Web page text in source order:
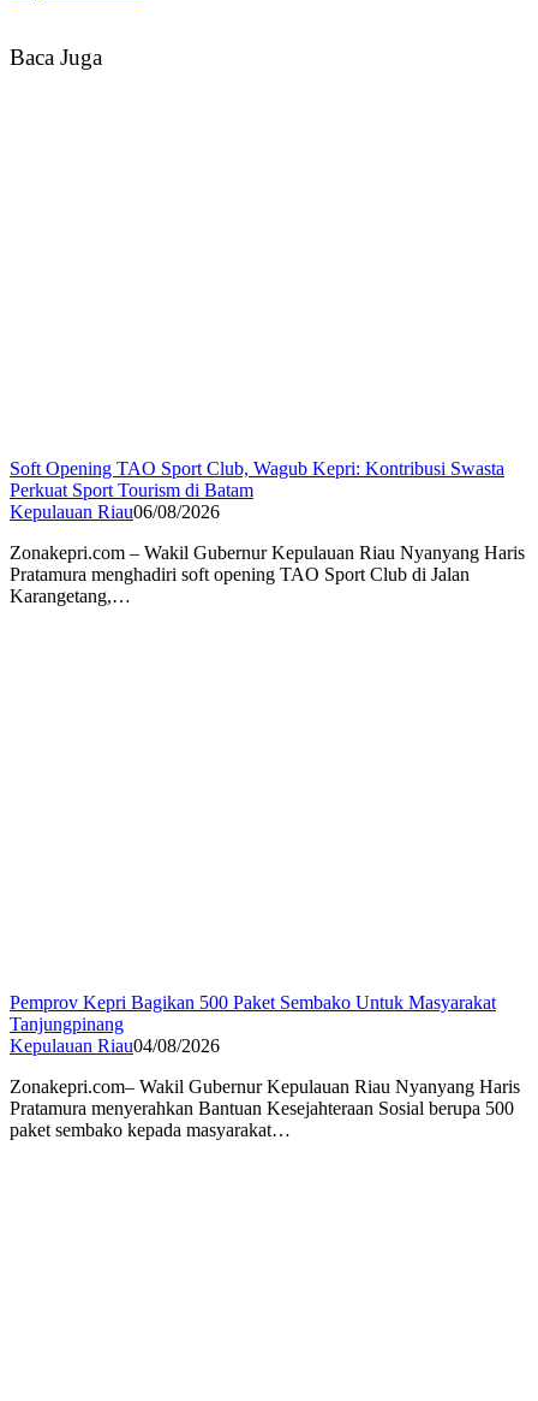
Baca Juga
Soft Opening TAO Sport Club, Wagub Kepri: Kontribusi Swasta
Perkuat Sport Tourism di Batam
Kepulauan Riau06/08/2026
Zonakepri.com – Wakil Gubernur Kepulauan Riau Nyanyang Haris
Pratamura menghadiri soft opening TAO Sport Club di Jalan
Karangetang,…
Pemprov Kepri Bagikan 500 Paket Sembako Untuk Masyarakat
Tanjungpinang
Kepulauan Riau04/08/2026
Zonakepri.com– Wakil Gubernur Kepulauan Riau Nyanyang Haris
Pratamura menyerahkan Bantuan Kesejahteraan Sosial berupa 500
paket sembako kepada masyarakat…